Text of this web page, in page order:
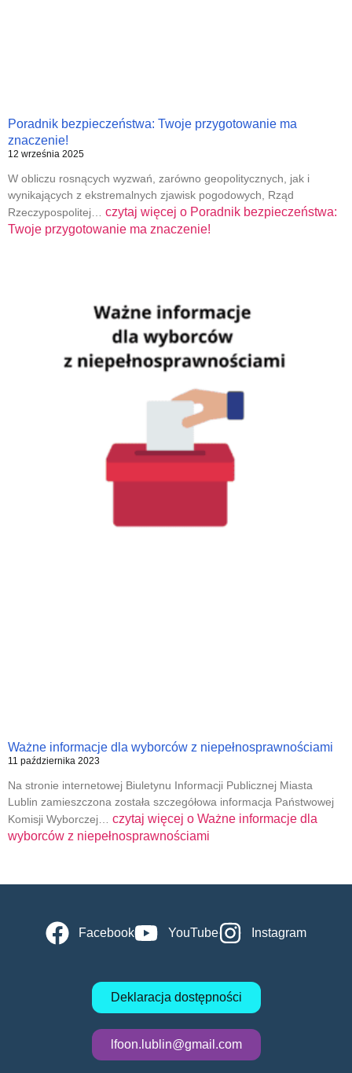
Poradnik bezpieczeństwa: Twoje przygotowanie ma
znaczenie!
12 września 2025
W obliczu rosnących wyzwań, zarówno geopolitycznych, jak i
wynikających z ekstremalnych zjawisk pogodowych, Rząd
Rzeczypospolitej… czytaj więcej o Poradnik bezpieczeństwa:
Twoje przygotowanie ma znaczenie!
Ważne informacje dla wyborców z niepełnosprawnościami
11 października 2023
Na stronie internetowej Biuletynu Informacji Publicznej Miasta
Lublin zamieszczona została szczegółowa informacja Państwowej
Komisji Wyborczej… czytaj więcej o Ważne informacje dla
wyborców z niepełnosprawnościami
Facebook YouTube Instagram
Deklaracja dostępności
lfoon.lublin@gmail.com